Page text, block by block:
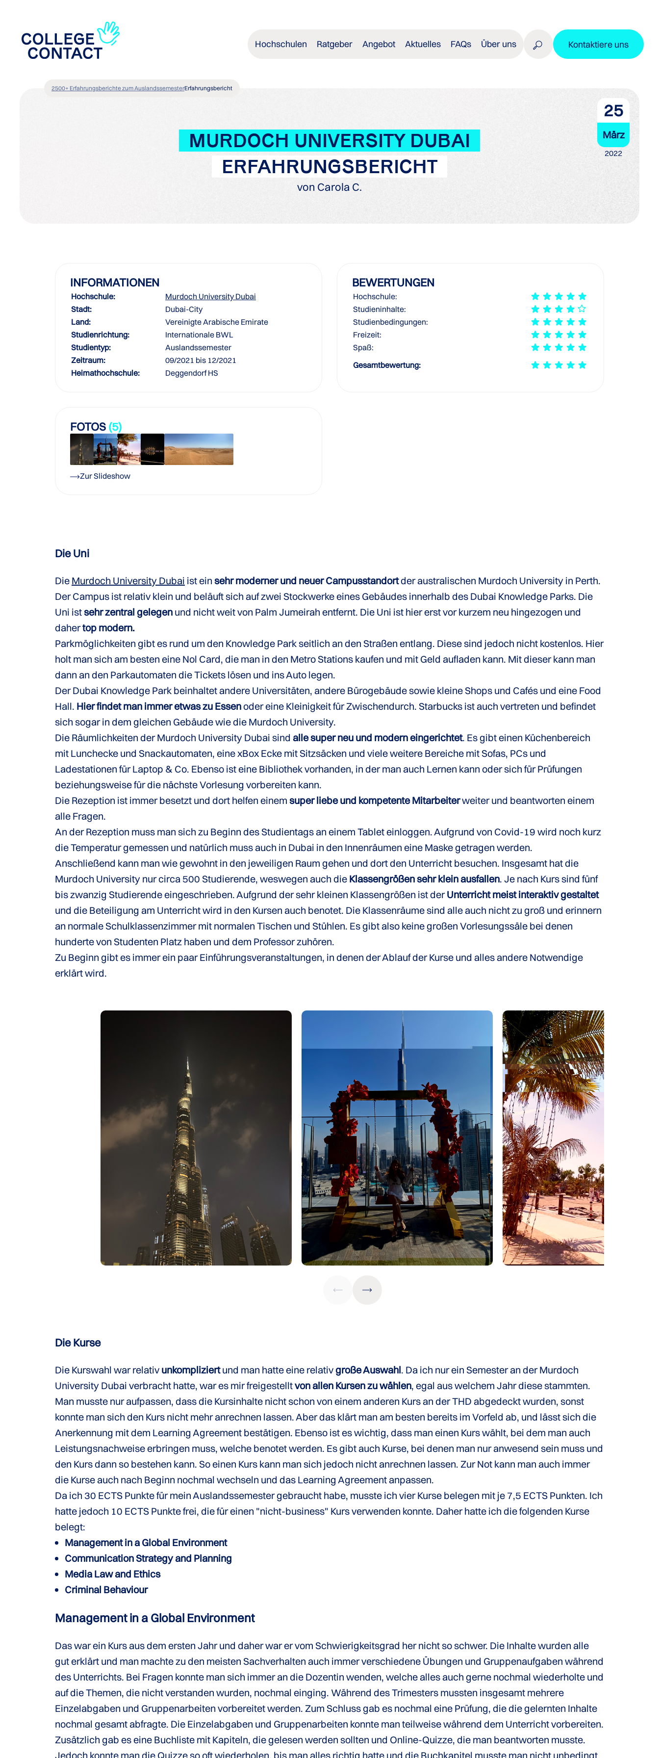
Hochschulen Ratgeber Angebot Aktuelles FAQs Über uns Kontaktiere uns
2500+ Erfahrungsberichte zum AuslandssemesterErfahrungsbericht
MURDOCH UNIVERSITY DUBAI
ERFAHRUNGSBERICHT
von Carola C.
25
März
2022
INFORMATIONEN
Hochschule:
Murdoch University Dubai
Stadt:
Dubai-City
Land:
Vereinigte Arabische Emirate
Studienrichtung:
Internationale BWL
Studientyp:
Auslandssemester
Zeitraum:
09/2021 bis 12/2021
Heimathochschule:
Deggendorf HS
BEWERTUNGEN
Hochschule:
Studieninhalte:
Studienbedingungen:
Freizeit:
Spaß:
Gesamtbewertung:
FOTOS (5)
Zur Slideshow
Die Uni
Die Murdoch University Dubai ist ein sehr moderner und neuer Campusstandortder australischen Murdoch University in Perth.
Der Campus ist relativ klein und beläuft sich auf zwei Stockwerke eines Gebäudes innerhalb des Dubai Knowledge Parks. Die
Uni istsehr zentral gelegen und nicht weit von Palm Jumeirah entfernt. Die Uni ist hier erst vor kurzem neu hingezogen und
dahertop modern.
Parkmöglichkeiten gibt es rund um den Knowledge Park seitlich an den Straßen entlang. Diese sind jedoch nicht kostenlos. Hier
holt man sich am besten eine Nol Card, die man in den Metro Stations kaufen und mit Geld aufladen kann. Mit dieser kann man
dann an den Parkautomaten die Tickets lösen und ins Auto legen.
Der Dubai Knowledge Park beinhaltet andere Universitäten, andere Bürogebäude sowie kleine Shops und Cafés und eine Food
Hall. Hier findet man immer etwas zu Essenoder eine Kleinigkeit für Zwischendurch. Starbucks ist auch vertreten und befindet
sich sogar in dem gleichen Gebäude wie die Murdoch University.
Die Räumlichkeiten der Murdoch University Dubai sind alle super neu und modern eingerichtet. Es gibt einen Küchenbereich
mit Lunchecke und Snackautomaten, eine xBox Ecke mit Sitzsäcken und viele weitere Bereiche mit Sofas, PCs und
Ladestationen für Laptop & Co. Ebenso ist eine Bibliothek vorhanden, in der man auch Lernen kann oder sich für Prüfungen
beziehungsweise für die nächste Vorlesung vorbereiten kann.
Die Rezeption ist immer besetzt und dort helfen einem super liebe und kompetente Mitarbeiterweiter und beantworten einem
alle Fragen.
An der Rezeption muss man sich zu Beginn des Studientags an einem Tablet einloggen. Aufgrund von Covid-19 wird noch kurz
die Temperatur gemessen und natürlich muss auch in Dubai in den Innenräumen eine Maske getragen werden.
Anschließend kann man wie gewohnt in den jeweiligen Raum gehen und dort den Unterricht besuchen. Insgesamt hat die
Murdoch University nur circa 500 Studierende, weswegen auch die Klassengrößen sehr klein ausfallen. Je nach Kurs sind fünf
bis zwanzig Studierende eingeschrieben. Aufgrund der sehr kleinen Klassengrößen ist derUnterricht meist interaktiv gestaltet
und die Beteiligung am Unterricht wird in den Kursen auch benotet. Die Klassenräume sind alle auch nicht zu groß und erinnern
an normale Schulklassenzimmer mit normalen Tischen und Stühlen. Es gibt also keine großen Vorlesungssäle bei denen
hunderte von Studenten Platz haben und dem Professor zuhören.
Zu Beginn gibt es immer ein paar Einführungsveranstaltungen, in denen der Ablauf der Kurse und alles andere Notwendige
erklärt wird.
Die Kurse
Die Kurswahl war relativ unkompliziertund man hatte eine relativgroße Auswahl. Da ich nur ein Semester an der Murdoch
University Dubai verbracht hatte, war es mir freigestelltvon allen Kursen zu wählen, egal aus welchem Jahr diese stammten.
Man musste nur aufpassen, dass die Kursinhalte nicht schon von einem anderen Kurs an der THD abgedeckt wurden, sonst
konnte man sich den Kurs nicht mehr anrechnen lassen. Aber das klärt man am besten bereits im Vorfeld ab, und lässt sich die
Anerkennung mit dem Learning Agreement bestätigen. Ebenso ist es wichtig, dass man einen Kurs wählt, bei dem man auch
Leistungsnachweise erbringen muss, welche benotet werden. Es gibt auch Kurse, bei denen man nur anwesend sein muss und
den Kurs dann so bestehen kann. So einen Kurs kann man sich jedoch nicht anrechnen lassen. Zur Not kann man auch immer
die Kurse auch nach Beginn nochmal wechseln und das Learning Agreement anpassen.
Da ich 30 ECTS Punkte für mein Auslandssemester gebraucht habe, musste ich vier Kurse belegen mit je 7,5 ECTS Punkten. Ich
hatte jedoch 10 ECTS Punkte frei, die für einen "nicht-business" Kurs verwenden konnte. Daher hatte ich die folgenden Kurse
belegt:
Management in a Global Environment
Communication Strategy and Planning
Media Law and Ethics
Criminal Behaviour
Management in a Global Environment
Das war ein Kurs aus dem ersten Jahr und daher war er vom Schwierigkeitsgrad her nicht so schwer. Die Inhalte wurden alle
gut erklärt und man machte zu den meisten Sachverhalten auch immer verschiedene Übungen und Gruppenaufgaben während
des Unterrichts. Bei Fragen konnte man sich immer an die Dozentin wenden, welche alles auch gerne nochmal wiederholte und
auf die Themen, die nicht verstanden wurden, nochmal einging. Während des Trimesters mussten insgesamt mehrere
Einzelabgaben und Gruppenarbeiten vorbereitet werden. Zum Schluss gab es nochmal eine Prüfung, die die gelernten Inhalte
nochmal gesamt abfragte. Die Einzelabgaben und Gruppenarbeiten konnte man teilweise während dem Unterricht vorbereiten.
Zusätzlich gab es eine Buchliste mit Kapiteln, die gelesen werden sollten und Online-Quizze, die man beantworten musste.
Jedoch konnte man die Quizze so oft wiederholen, bis man alles richtig hatte und die Buchkapitel musste man nicht unbedingt